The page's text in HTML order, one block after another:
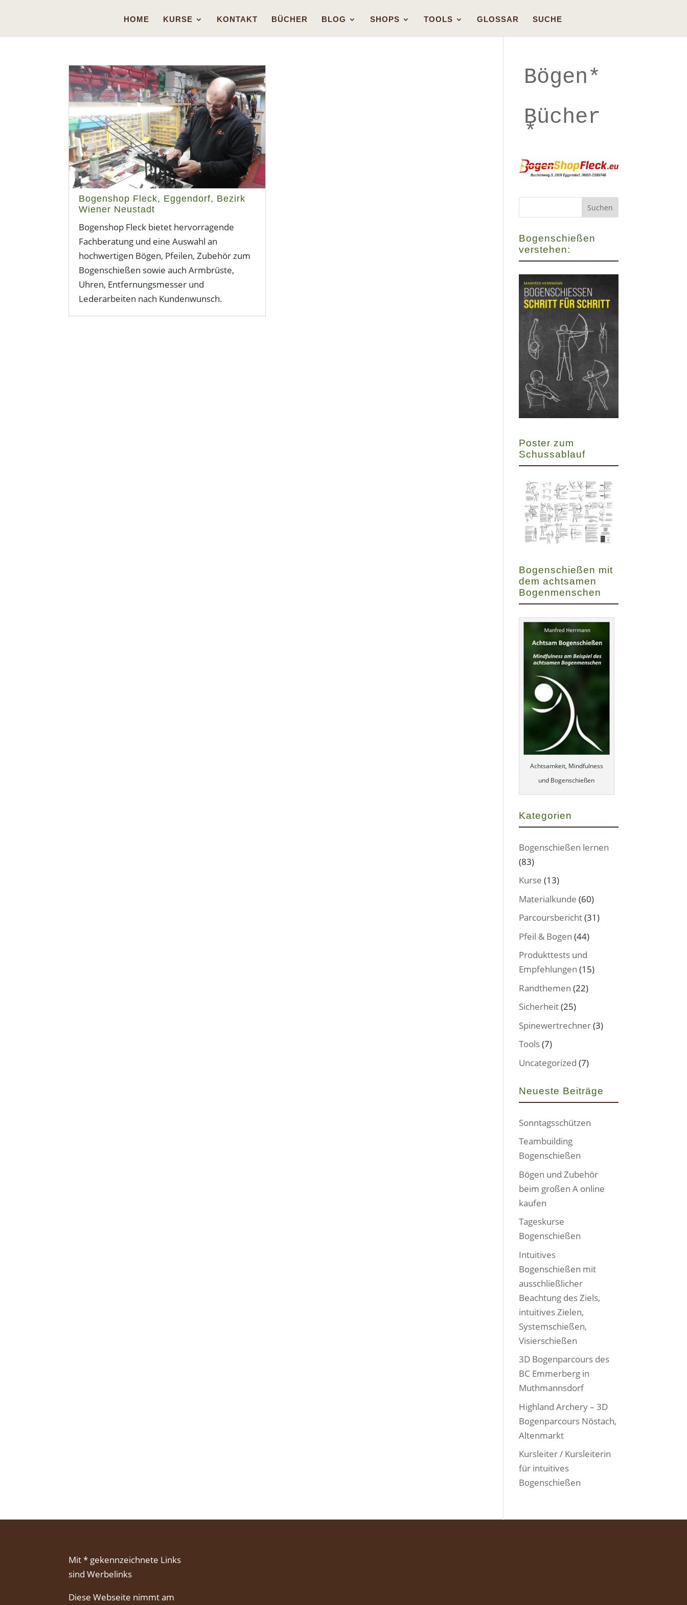
HOME KURSE KONTAKT BÜCHER BLOG SHOPS TOOLS GLOSSAR SUCHE
Bogenshop Fleck, Eggendorf, Bezirk
Wiener Neustadt
Bogenshop Fleck bietet hervorragende
Fachberatung und eine Auswahl an
hochwertigen Bögen, Pfeilen, Zubehör zum
Bogenschießen sowie auch Armbrüste,
Uhren, Entfernungsmesser und
Lederarbeiten nach Kundenwunsch.
Bögen*
Bücher
*
Bogenschießen
verstehen:
Poster zum
Schussablauf
Bogenschießen mit
dem achtsamen
Bogenmenschen
Achtsamkeit, Mindfulness
und Bogenschießen
Kategorien
Bogenschießen lernen
(83)
Kurse (13)
Materialkunde (60)
Parcoursbericht(31)
Pfeil & Bogen (44)
Produkttests und
Empfehlungen (15)
Randthemen (22)
Sicherheit(25)
Spinewertrechner(3)
Tools(7)
Uncategorized (7)
Neueste Beiträge
Sonntagsschützen
Teambuilding
Bogenschießen
Bögen und Zubehör
beim großen A online
kaufen
Tageskurse
Bogenschießen
Intuitives
Bogenschießen mit
ausschließlicher
Beachtung des Ziels,
intuitives Zielen,
Systemschießen,
Visierschießen
3D Bogenparcours des
BC Emmerberg in
Muthmannsdorf
Highland Archery – 3D
Bogenparcours Nöstach,
Altenmarkt
Kursleiter / Kursleiterin
für intuitives
Bogenschießen
Mit * gekennzeichnete Links
sind Werbelinks
Diese Webseite nimmt am